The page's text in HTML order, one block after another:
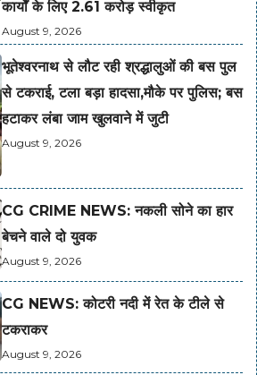
कार्यों के लिए 2.61 करोड़ स्वीकृत
August 9, 2026
भूतेश्वरनाथ से लौट रही श्रद्धालुओं की बस पुल
से टकराई, टला बड़ा हादसा,मौके पर पुलिस; बस
हटाकर लंबा जाम खुलवाने में जुटी
August 9, 2026
CG CRIME NEWS: नकली सोने का हार
बेचने वाले दो युवक
August 9, 2026
CG NEWS: कोटरी नदी में रेत के टीले से
टकराकर
August 9, 2026